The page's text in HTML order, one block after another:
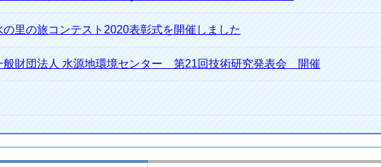
の里の旅コンテスト2020表彰式を開催しました
般財団法人 水源地環境センター 第21回技術研究発表会 開催